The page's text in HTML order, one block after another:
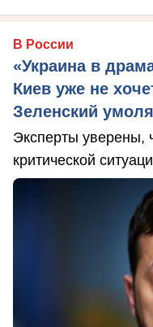
В России
«Украина в
Киев уже не
Зеленский
Эксперты уверены,
критической